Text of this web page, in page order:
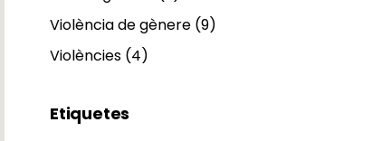
Violència de gènere (9)
Violències (4)
Etiquetes